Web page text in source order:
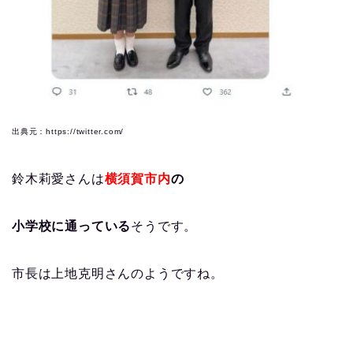
出典元：https://twitter.com/
鈴木莉愛さんは横須賀市内の
小学校に通っているそうです。
市長は上地克明さんのようですね。